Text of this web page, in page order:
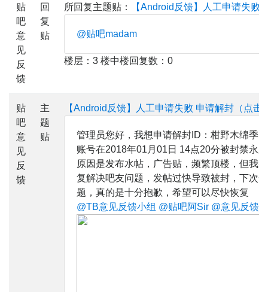
贴
吧
意
见
反
馈
回
复
贴
所回复主题贴： 【Android反馈】人工申请失败
@贴吧madam
楼层：3 楼中楼回复数：0
贴
吧
意
见
反
馈
主
题
贴
【Android反馈】人工申请失败 申请解封（点击
管理员您好，我想申请解封ID：柑野木绵季
账号在2018年01月01日 14点20分被封禁永久
原因是发布水帖，广告贴，频繁顶楼，但我
复解决吧友问题，发帖过快导致被封，下次
题，真的是十分抱歉，希望可以尽快恢复
@TB意见反馈小组 @贴吧阿Sir @意见反馈